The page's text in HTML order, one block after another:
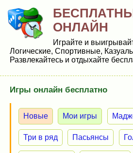
ОНЛАЙН
Играйте и
Логические, Спортивные,
Развлекайтесь и отдыхайте
Игры онлайн бесплатно
Новые Мои игры
Три в ряд Пасьянсы